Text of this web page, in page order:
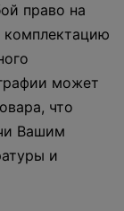
право на
комплектацию
может
что
Вашим
и